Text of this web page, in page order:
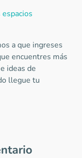
a que ingreses
encuentres más
ideas de
llegue tu